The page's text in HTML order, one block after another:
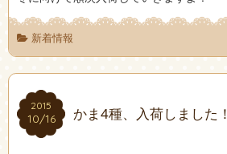
新着情報
2015
10/16
2015
10/16 かま4種、入荷しました！